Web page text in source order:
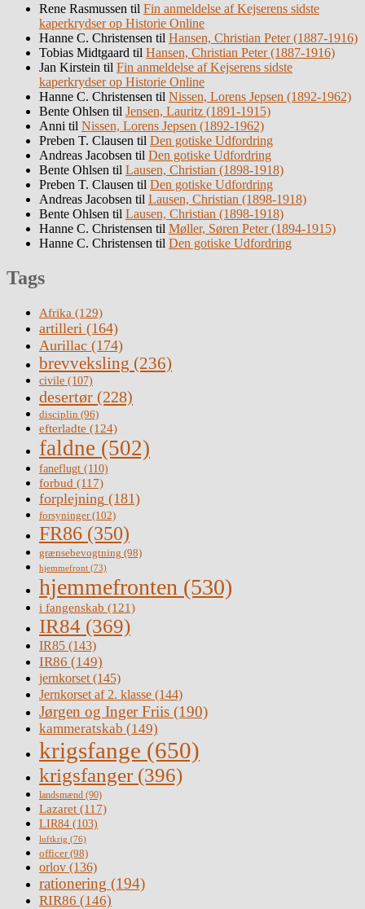
Rene Rasmussen til Fin anmeldelse af Kejserens sidste
kaperkrydser op Historie Online
Hanne C. Christensen til Hansen, Christian Peter (1887-1916)
Tobias Midtgaard til Hansen, Christian Peter (1887-1916)
Jan Kirstein til Fin anmeldelse af Kejserens sidste
kaperkrydser op Historie Online
Hanne C. Christensen til Nissen, Lorens Jepsen (1892-1962)
Bente Ohlsen til Jensen, Lauritz (1891-1915)
Anni til Nissen, Lorens Jepsen (1892-1962)
Preben T. Clausen til Den gotiske Udfordring
Andreas Jacobsen til Den gotiske Udfordring
Bente Ohlsen til Lausen, Christian (1898-1918)
Preben T. Clausen til Den gotiske Udfordring
Andreas Jacobsen til Lausen, Christian (1898-1918)
Bente Ohlsen til Lausen, Christian (1898-1918)
Hanne C. Christensen til Møller, Søren Peter (1894-1915)
Hanne C. Christensen til Den gotiske Udfordring
Tags
Afrika (129)
artilleri (164)
Aurillac (174)
brevveksling (236)
civile (107)
desertør (228)
disciplin (96)
efterladte (124)
faldne (502)
faneflugt (110)
forbud (117)
forplejning (181)
forsyninger(102)
FR86 (350)
grænsebevogtning (98)
hjemmefront (73)
hjemmefronten (530)
i fangenskab (121)
IR84 (369)
IR85 (143)
IR86 (149)
jernkorset (145)
Jernkorset af 2. klasse (144)
Jørgen og Inger Friis (190)
kammeratskab (149)
krigsfange (650)
krigsfanger (396)
landsmænd (90)
Lazaret (117)
LIR84 (103)
luftkrig (76)
officer(98)
orlov (136)
rationering (194)
RIR86 (146)